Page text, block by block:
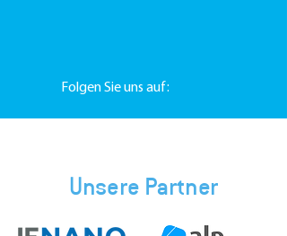
Folgen Sie uns auf:
Unsere Partner